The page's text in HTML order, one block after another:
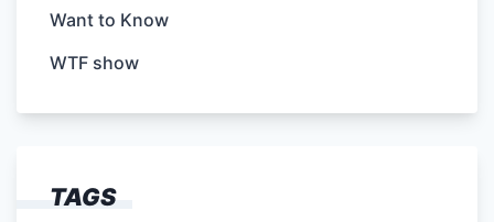
Want to Know
WTF show
TAGS